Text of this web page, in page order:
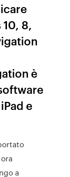
8,
è
e
a